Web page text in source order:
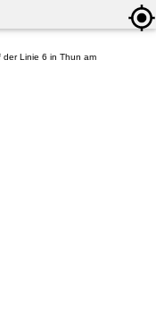
der Linie 6 in Thun am